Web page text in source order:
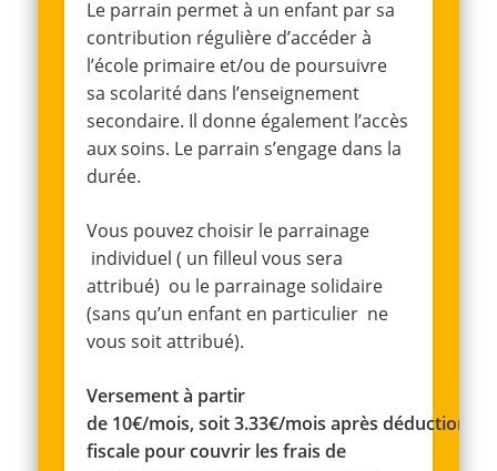
Le parrain permet à un enfant par sa
contribution régulière d’accéder à
l’école primaire et/ou de poursuivre
sa scolarité dans l’enseignement
secondaire. Il donne également l’accès
aux soins. Le parrain s’engage dans la
durée.
Vous pouvez choisir le parrainage
individuel ( un filleul vous sera
attribué) ou le parrainage solidaire
(sans qu’un enfant en particulier ne
vous soit attribué).
Versement à partir
de 10€/mois, soit 3.33€/mois après déduction
fiscale pour couvrir les frais de